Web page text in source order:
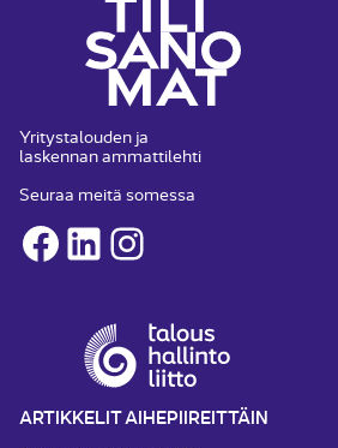
Yritystalouden ja
laskennan ammattilehti
Seuraa meitä somessa
Facebook
LinkedInInstagram
ARTIKKELIT AIHEPIIREITTÄIN